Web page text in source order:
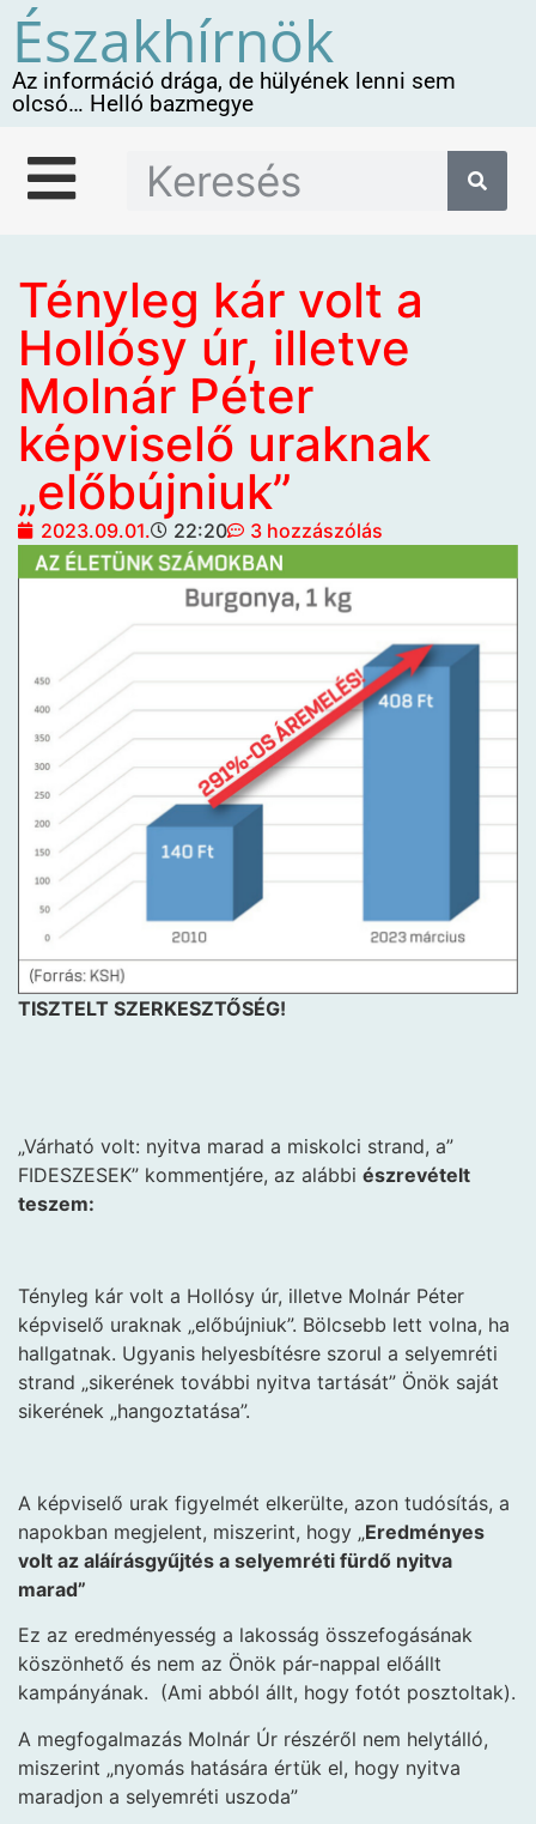
Északhírnök
Az információ drága, de hülyének lenni sem
olcsó… Helló bazmegye
Tényleg kár volt a
Hollósy úr, illetve
Molnár Péter
képviselő uraknak
„előbújniuk”
2023.09.01. 22:20 3 hozzászólás
TISZTELT SZERKESZTŐSÉG!
„Várható volt: nyitva marad a miskolci strand, a”
FIDESZESEK” kommentjére, az alábbi észrevételt
teszem:
Tényleg kár volt a Hollósy úr, illetve Molnár Péter
képviselő uraknak „előbújniuk”. Bölcsebb lett volna, ha
hallgatnak. Ugyanis helyesbítésre szorul a selyemréti
strand „sikerének további nyitva tartását” Önök saját
sikerének „hangoztatása”.
A képviselő urak figyelmét elkerülte, azon tudósítás, a
napokban megjelent, miszerint, hogy „Eredményes
volt az aláírásgyűjtés a selyemréti fürdő nyitva
marad”
Ez az eredményesség a lakosság összefogásának
köszönhető és nem az Önök pár-nappal előállt
kampányának. (Ami abból állt, hogy fotót posztoltak).
A megfogalmazás Molnár Úr részéről nem helytálló,
miszerint „nyomás hatására értük el, hogy nyitva
maradjon a selyemréti uszoda”